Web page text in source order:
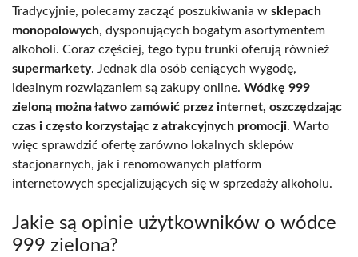
Tradycyjnie, polecamy zacząć poszukiwania w sklepach
monopolowych, dysponujących bogatym asortymentem
alkoholi. Coraz częściej, tego typu trunki oferują również
supermarkety. Jednak dla osób ceniących wygodę,
idealnym rozwiązaniem są zakupy online. Wódkę 999
zieloną można łatwo zamówić przez internet, oszczędzając
czas i często korzystając z atrakcyjnych promocji. Warto
więc sprawdzić ofertę zarówno lokalnych sklepów
stacjonarnych, jak i renomowanych platform
internetowych specjalizujących się w sprzedaży alkoholu.
Jakie są opinie użytkowników o wódce
999 zielona?